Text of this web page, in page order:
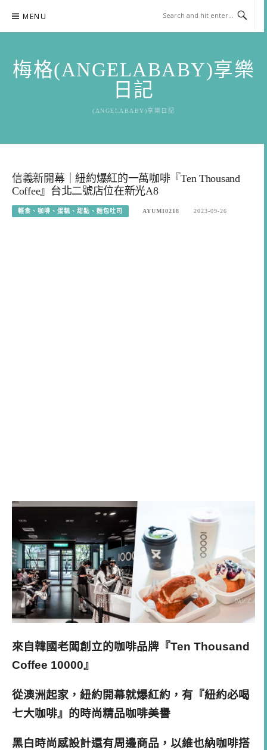
content
MENU
梅格(ANGELABABY)享樂
日記
(ANGELABABY)享樂日記
信義新開幕｜紐約爆紅的一萬咖啡『Ten Thousand
Coffee』台北二號店位在新光A8
輕食、咖啡、蛋糕、甜點、麵包吐司 AYUMI0218 2023-09-26
來自韓國老闆創立的咖啡品牌『Ten Thousand
Coffee 10000』
從澳洲起家，紐約開幕就爆紅約，有『紐約必喝
七大咖啡』的時尚精品咖啡美譽
黑白時尚感設計還有周邊商品，以維也納咖啡搭